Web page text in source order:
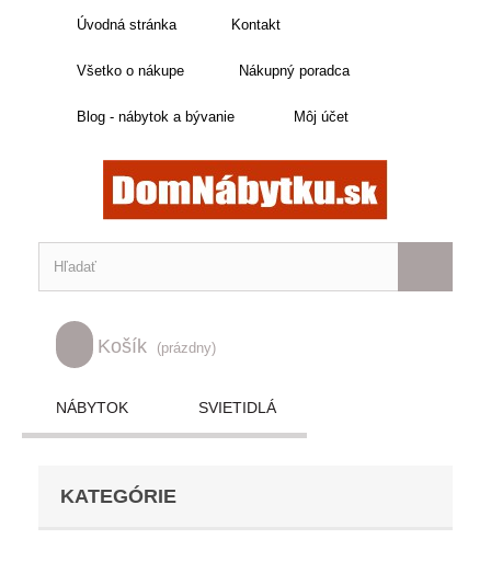
Úvodná stránka Kontakt
Všetko o nákupe Nákupný poradca
Blog - nábytok a bývanie Môj účet
Košík (prázdny)
NÁBYTOK SVIETIDLÁ
KATEGÓRIE